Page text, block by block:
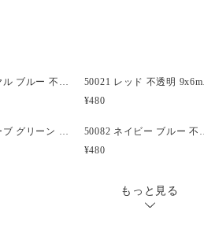
ア、飛
上の
キャ
50026 ロイヤル ブルー 不透明 9x6mm(標準) バレル ポニービーズ (100個)
50021
¥480
50151 オリーブ グリーン 不透明 9x6mm(標準) バレル ポニービーズ (100個)
50082 ネイビー ブル
¥480
もっと見る